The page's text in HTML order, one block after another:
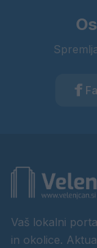
Vaš lokalni
in okolice.